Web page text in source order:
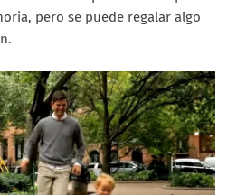
pero se puede regalar algo